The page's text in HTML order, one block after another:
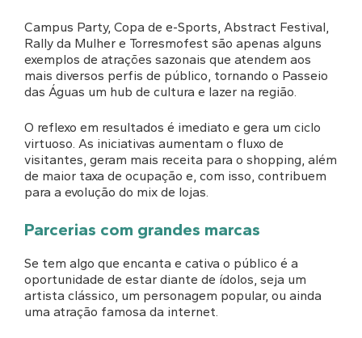
Campus Party, Copa de e-Sports, Abstract Festival,
Rally da Mulher e Torresmofest são apenas alguns
exemplos de atrações sazonais que atendem aos
mais diversos perfis de público, tornando o Passeio
das Águas um hub de cultura e lazer na região.
O reflexo em resultados é imediato e gera um ciclo
virtuoso. As iniciativas aumentam o fluxo de
visitantes, geram mais receita para o shopping, além
de maior taxa de ocupação e, com isso, contribuem
para a evolução do mix de lojas.
Parcerias com grandes marcas
Se tem algo que encanta e cativa o público é a
oportunidade de estar diante de ídolos, seja um
artista clássico, um personagem popular, ou ainda
uma atração famosa da internet.